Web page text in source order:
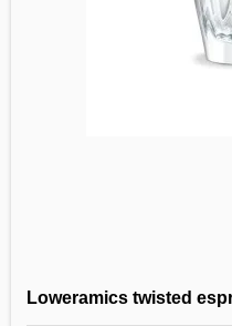
Loweramics twisted